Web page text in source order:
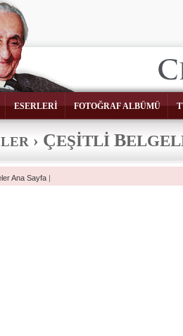
ESERLERİ FOTOĞRAF ALBÜMÜ
› ÇEŞİTLİ B
Ana Sayfa |